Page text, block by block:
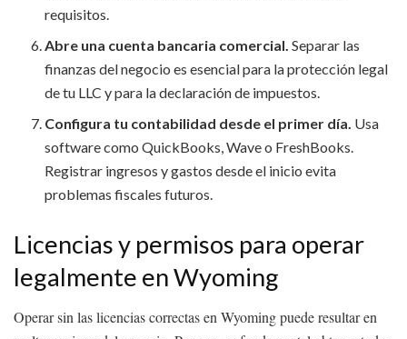
requisitos.
Abre una cuenta bancaria comercial. Separar las
finanzas del negocio es esencial para la protección legal
de tu LLC y para la declaración de impuestos.
Configura tu contabilidad desde el primer día. Usa
software como QuickBooks, Wave o FreshBooks.
Registrar ingresos y gastos desde el inicio evita
problemas fiscales futuros.
Licencias y permisos para operar
legalmente en Wyoming
Operar sin las licencias correctas en Wyoming puede resultar en